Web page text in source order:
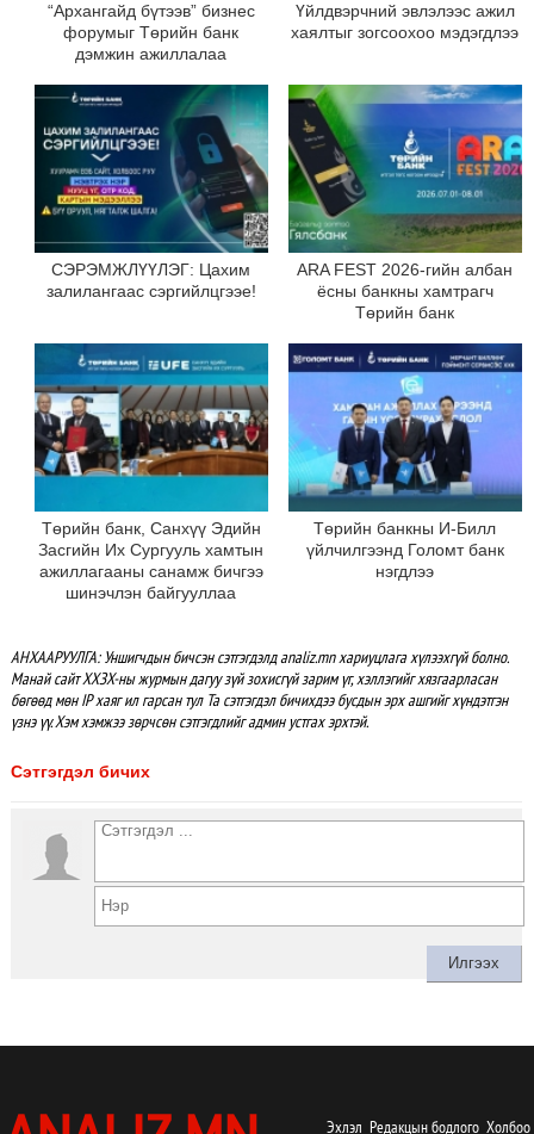
“Архангайд бүтээв” бизнес
форумыг Төрийн банк
дэмжин ажиллалаа
Үйлдвэрчний эвлэлээс ажил
хаялтыг зогсоохоо мэдэгдлээ
СЭРЭМЖЛҮҮЛЭГ: Цахим
залилангаас сэргийлцгээе!
ARA FEST 2026-гийн албан
ёсны банкны хамтрагч
Төрийн банк
Төрийн банк, Санхүү Эдийн
Засгийн Их Сургууль хамтын
ажиллагааны санамж бичгээ
шинэчлэн байгууллаа
Төрийн банкны И-Билл
үйлчилгээнд Голомт банк
нэгдлээ
АНХААРУУЛГА: Уншигчдын бичсэн сэтгэгдэлд analiz.mn хариуцлага хүлээхгүй болно.
Манай сайт ХХЗХ-ны журмын дагуу зүй зохисгүй зарим үг, хэллэгийг хязгаарласан
бөгөөд мөн IP хаяг ил гарсан тул Та сэтгэгдэл бичихдээ бусдын эрх ашгийг хүндэтгэн
үзнэ үү. Хэм хэмжээ зөрчсөн сэтгэгдлийг админ устгах эрхтэй.
Сэтгэгдэл бичих
Эхлэл Редакцын бодлого Холбоо